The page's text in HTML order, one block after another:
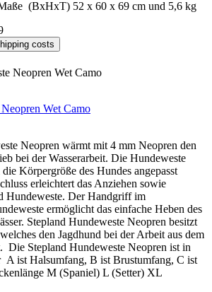
(BxHxT) 52 x 60 x 69 cm und 5,6 kg
costs
Wet Camo
Neopren wärmt mit 4 mm Neopren den
bei der Wasserarbeit. Die Hundeweste
Körpergröße des Hundes angepasst
erleichtert das Anziehen sowie
Hundeweste. Der Handgriff im
ermöglicht das einfache Heben des
Stepland Hundeweste Neopren besitzt
den Jagdhund bei der Arbeit aus dem
Die Stepland Hundeweste Neopren ist in
A ist Halsumfang, B ist Brustumfang, C ist
M (Spaniel) L (Setter) XL